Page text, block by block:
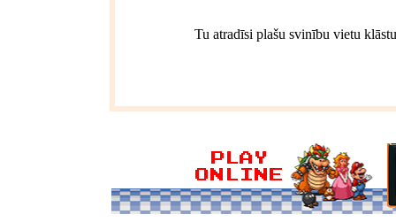
Tu atradīsi plašu svinību vietu